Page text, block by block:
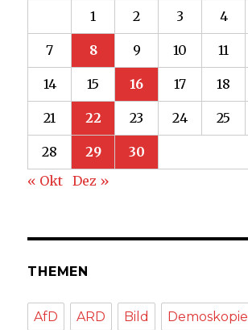
1 2 3 4
7 8 9 10 11
14 15 16 17 18
21 22 23 24 25
28 29
30
« Okt
Dez »
THEMEN
AfD ARD Bild Demoskopie